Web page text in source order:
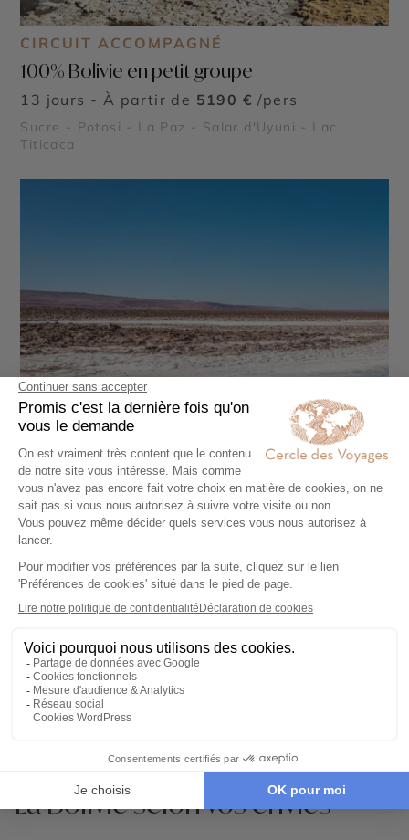
CIRCUIT ACCOMPAGNÉ
100% Bolivie en petit groupe
13 jours - À partir de 5190 € /pers
Sucre - Potosi - La Paz - Salar d'Uyuni - Lac
Titicaca
CIRCUIT ACCOMPAGNÉ
14 jours - À partir de5690 €
La Paz - San Pedro de Atacama - Valparaíso -
Salar d'Uyuni - Lac Titicaca - Geysers del Tatio
La Bolivie selon vos envies